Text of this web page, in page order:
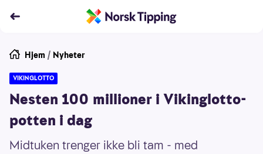
Hjem / Nyheter
VIKINGLOTTO
Nesten 100 millioner i Vikinglotto-
potten i dag
Midtuken trenger ikke bli tam - med